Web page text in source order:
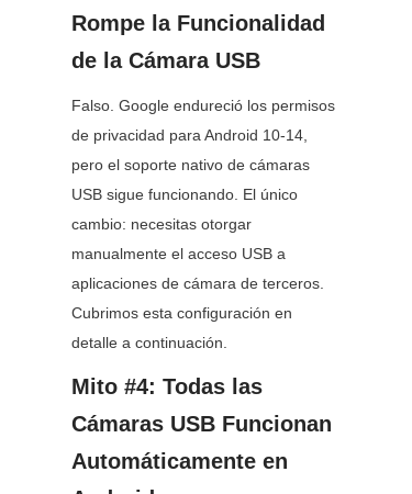
Rompe la Funcionalidad
de la Cámara USB
Falso. Google endureció los permisos
de privacidad para Android 10-14,
pero el soporte nativo de cámaras
USB sigue funcionando. El único
cambio: necesitas otorgar
manualmente el acceso USB a
aplicaciones de cámara de terceros.
Cubrimos esta configuración en
detalle a continuación.
Mito #4: Todas las
Cámaras USB Funcionan
Automáticamente en